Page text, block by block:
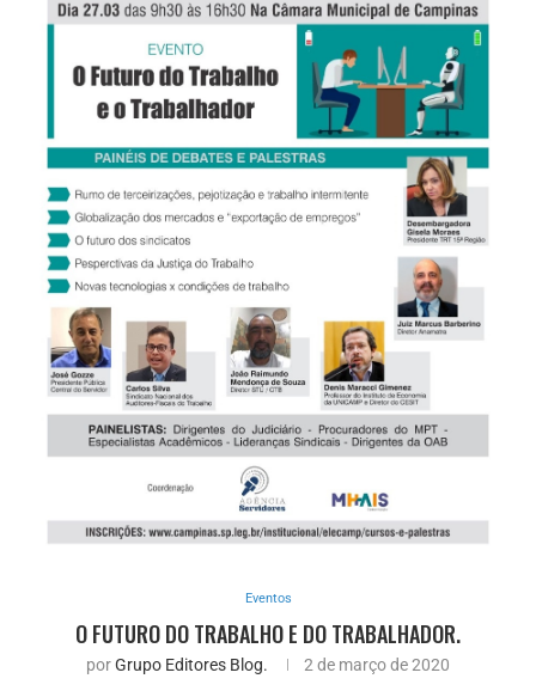
Eventos
O FUTURO DO TRABALHO E DO TRABALHADOR.
porGrupo Editores Blog. 2 de março de 2020